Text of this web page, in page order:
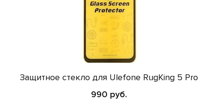
Защитное стекло для Ulefone RugKing 5 Pro
990 руб.